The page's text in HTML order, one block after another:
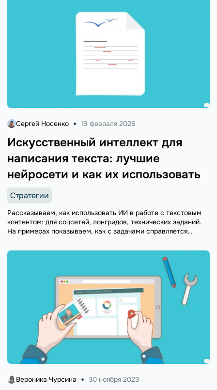
Искусственный интеллект для
написания текста: лучшие
нейросети и как их использовать
Сергей Носенко 19 февраля 2026
Стратегии
Рассказываем, как использовать ИИ в работе с текстовым
контентом: для соцсетей, лонгридов, технических заданий.
На примерах показываем, как с задачами справляется
Вероника Чурсина 30 ноября 2023